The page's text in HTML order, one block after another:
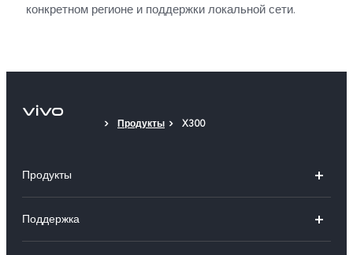
конкретном регионе и поддержки локальной сети.
Продукты X300
Продукты
V40
Поддержка